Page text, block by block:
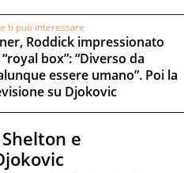
ti può interessare
Roddick impressionato
box”: “Diverso da
essere umano”. Poi la
su Djokovic
e